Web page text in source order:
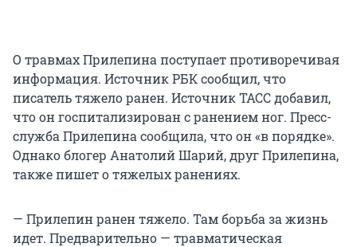
О травмах Прилепина поступает противоречивая
информация. Источник РБК сообщил, что
писатель тяжело ранен. Источник ТАСС добавил,
что он госпитализирован с ранением ног. Пресс-
служба Прилепина сообщила, что он «в порядке».
Однако блогер Анатолий Шарий, друг Прилепина,
также пишет о тяжелых ранениях.
— Прилепин ранен тяжело. Там борьба за жизнь
идет. Предварительно — травматическая